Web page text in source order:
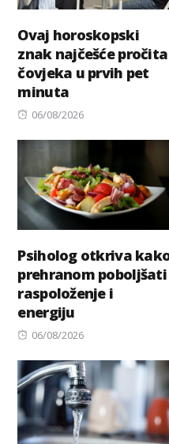
Ovaj horoskopski
znak najčešće pročita
čovjeka u prvih pet
minuta
Posted
06/08/2026
Psiholog otkriva
prehranom poboljšati
raspoloženje i
energiju
Posted
06/08/2026